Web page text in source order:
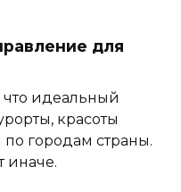
для
что идеальный
красоты
городам страны.
иначе.